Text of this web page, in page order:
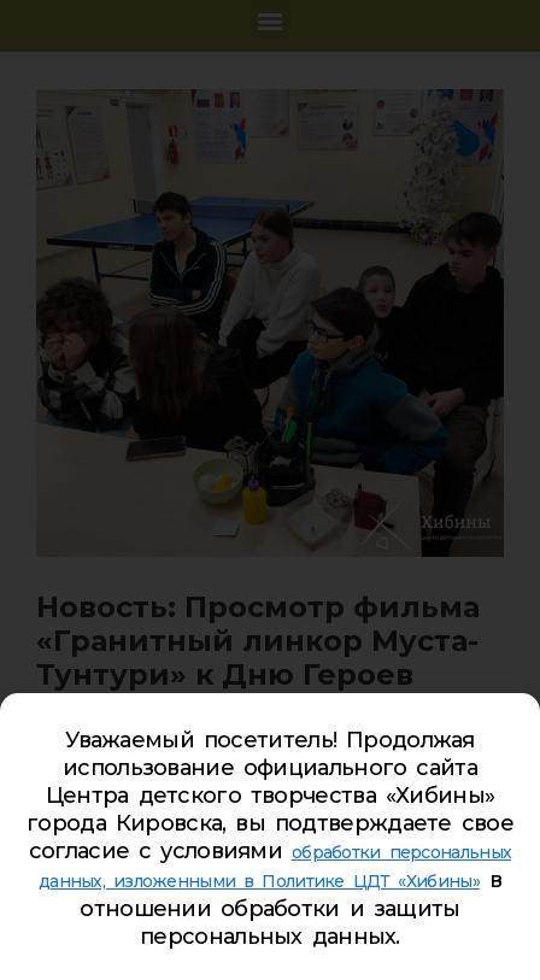
Новость: Просмотр фильма
«Гранитный линкор Муста-
Тунтури» к Дню Героев
13/12/2023 отРоман
День Героев Отечества в России — это памятная
дата, которая отмечается ежегодно 9 декабря.
В преддверии этого дня , с 6 по 8 декабря, для
ребят Клуба «Север» были организованы показы
документального фильма «Гранитный линкор
Уважаемый посетитель! Продолжая
использование официального сайта
Центра детского творчества «Хибины»
города Кировска, вы подтверждаете свое
согласие с условиями обработки персональных
данных, изложенными в Политике ЦДТ «Хибины»в
отношении обработки и защиты
персональных данных.